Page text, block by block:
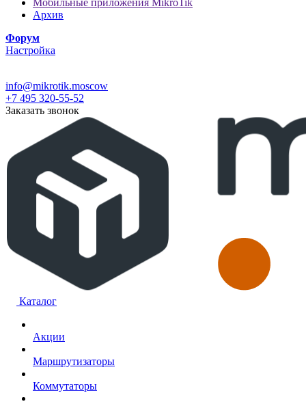
Мобильные приложения MikroTik
Архив
Форум
Настройка
info@mikrotik.moscow
+7 495 320-55-52
Заказать звонок
Каталог
Акции
Маршрутизаторы
Коммутаторы